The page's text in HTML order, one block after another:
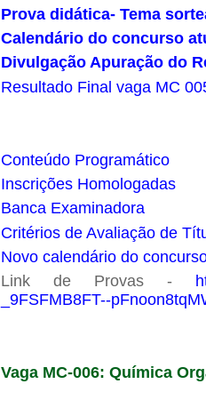
Prova didática- Tema
Calendário do concurso
Divulgação Apuração do
Resultado Final vaga MC
Conteúdo Programático
Inscrições Homologadas
Banca Examinadora
Critérios de Avaliação de
Novo calendário do
Link de Provas -
_9FSFMB8FT--
Vaga MC-006: Química